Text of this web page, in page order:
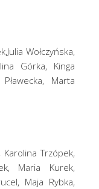
Wołczyńska,
Górka, Kinga
Marta
Trzópek,
Maria Kurek,
Maja Rybka,